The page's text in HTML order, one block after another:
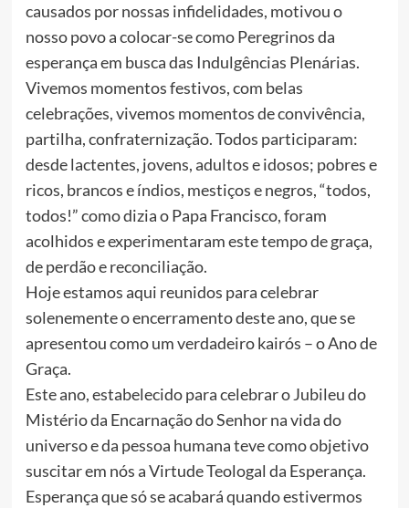
causados por nossas infidelidades, motivou o
nosso povo a colocar-se como Peregrinos da
esperança em busca das Indulgências Plenárias.
Vivemos momentos festivos, com belas
celebrações, vivemos momentos de convivência,
partilha, confraternização. Todos participaram:
desde lactentes, jovens, adultos e idosos; pobres e
ricos, brancos e índios, mestiços e negros, “todos,
todos!” como dizia o Papa Francisco, foram
acolhidos e experimentaram este tempo de graça,
de perdão e reconciliação.
Hoje estamos aqui reunidos para celebrar
solenemente o encerramento deste ano, que se
apresentou como um verdadeiro kairós – o Ano de
Graça.
Este ano, estabelecido para celebrar o Jubileu do
Mistério da Encarnação do Senhor na vida do
universo e da pessoa humana teve como objetivo
suscitar em nós a Virtude Teologal da Esperança.
Esperança que só se acabará quando estivermos